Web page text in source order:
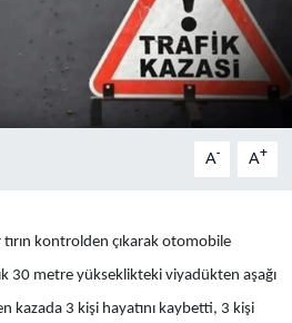
A- A+
kontrolden çıkarak otomobile
30 metre yükseklikteki viyadükten aşağı
kazada 3 kişi hayatını kaybetti, 3 kişi